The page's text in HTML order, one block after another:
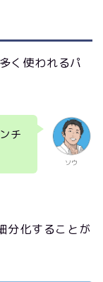
く使われるパ
ソウ
チ
分化することが